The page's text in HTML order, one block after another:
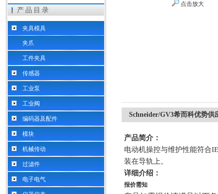
希而科工业控制设备（上海）有限公司
产品目录
夹具模具
夹爪
工件夹具
传感器
工业泵
工业阀
编码器及配件
模块
机械传动
过滤件
电子电气
点击放大
Schneider/GV3希而科优势供
产品简介：
电动机操控与维护性能符合
装在导轨上。
详细介绍：
报价需知